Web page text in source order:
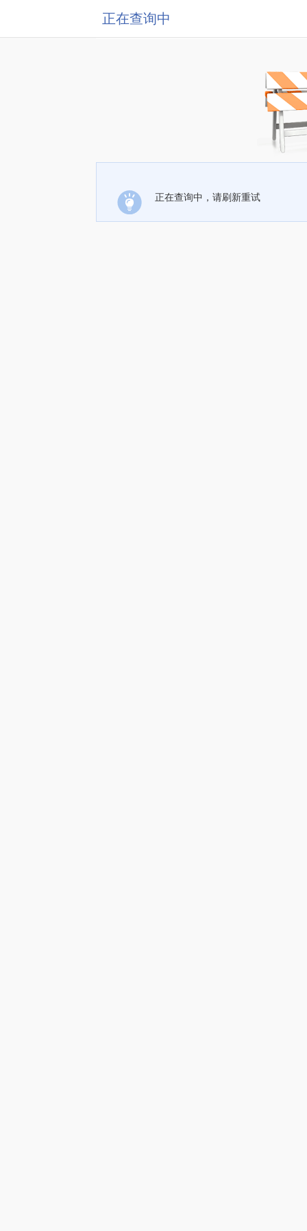
正在查询中
正在查询中，请刷新重试